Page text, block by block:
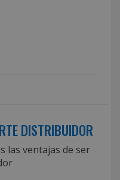
DISTRIBUIDOR
las ventajas de ser